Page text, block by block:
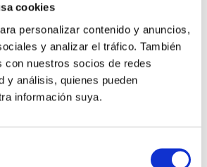
cookies
personalizar contenido y anuncios,
y analizar el tráfico. También
con nuestros socios de redes
y análisis, quienes pueden
información suya.
horarias, de cambio de rumbo y
otros accidentes costeros o
Cansancio,
hidratación, protección
Por tres demoras.